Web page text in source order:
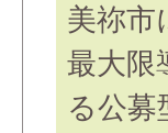
美祢市
最大限
る公